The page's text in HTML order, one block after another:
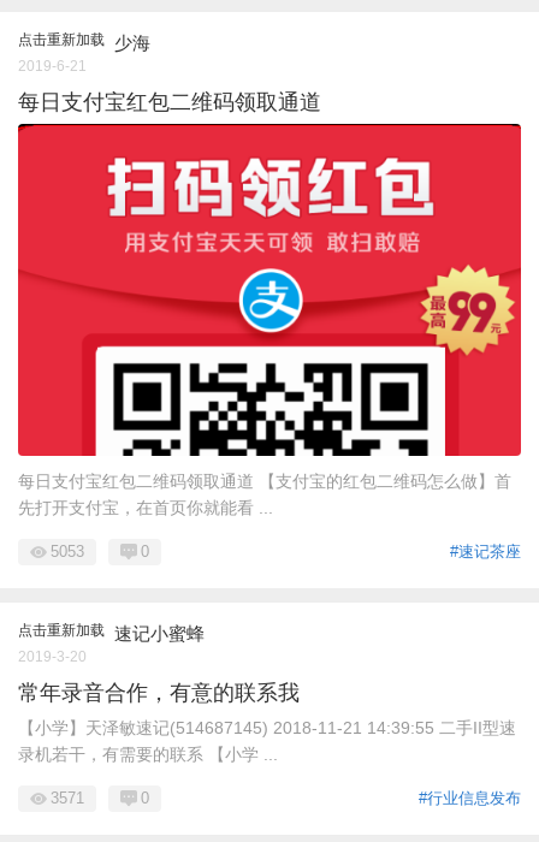
点击重新加载 少海
2019-6-21
每日支付宝红包二维码领取通道
每日支付宝红包二维码领取通道 【支付宝的红包二维码怎么做】首
先打开支付宝，在首页你就能看 ...
#速记茶座
5053 0
点击重新加载 速记小蜜蜂
2019-3-20
常年录音合作，有意的联系我
【小学】天泽敏速记(514687145) 2018-11-21 14:39:55 二手II型速
录机若干，有需要的联系 【小学 ...
#行业信息发布
3571 0